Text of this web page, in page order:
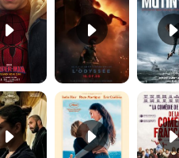
Les Matins merveilleux Bande-annonce VF